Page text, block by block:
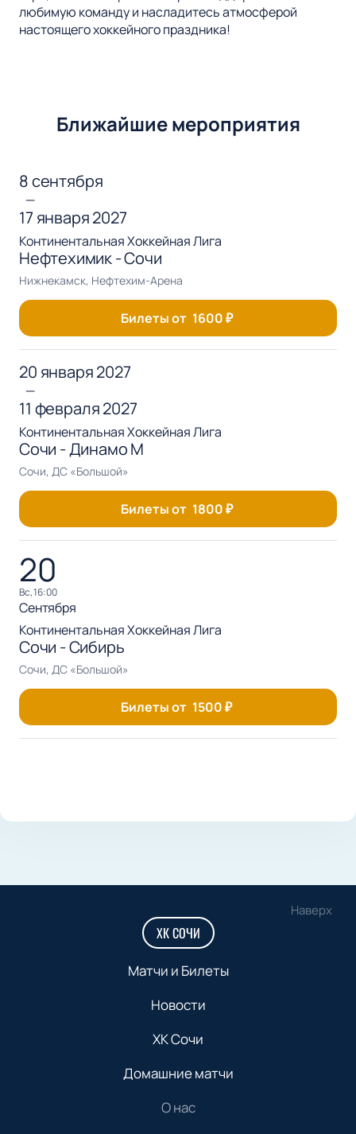
любимую команду и насладитесь атмосферой
настоящего хоккейного праздника!
Ближайшие мероприятия
8 сентября
—
17 января 2027
Континентальная Хоккейная Лига
Нефтехимик - Сочи
Нижнекамск, Нефтехим-Арена
Билеты от 1600₽
20 января 2027
—
11 февраля 2027
Континентальная Хоккейная Лига
Сочи - Динамо М
Сочи, ДС «Большой»
Билеты от 1800₽
20
вс, 16:00
Сентября
Континентальная Хоккейная Лига
Сочи - Сибирь
Сочи, ДС «Большой»
Билеты от 1500₽
Наверх
ХК СОЧИ
Матчи и Билеты
Новости
ХК Сочи
Домашние матчи
О нас